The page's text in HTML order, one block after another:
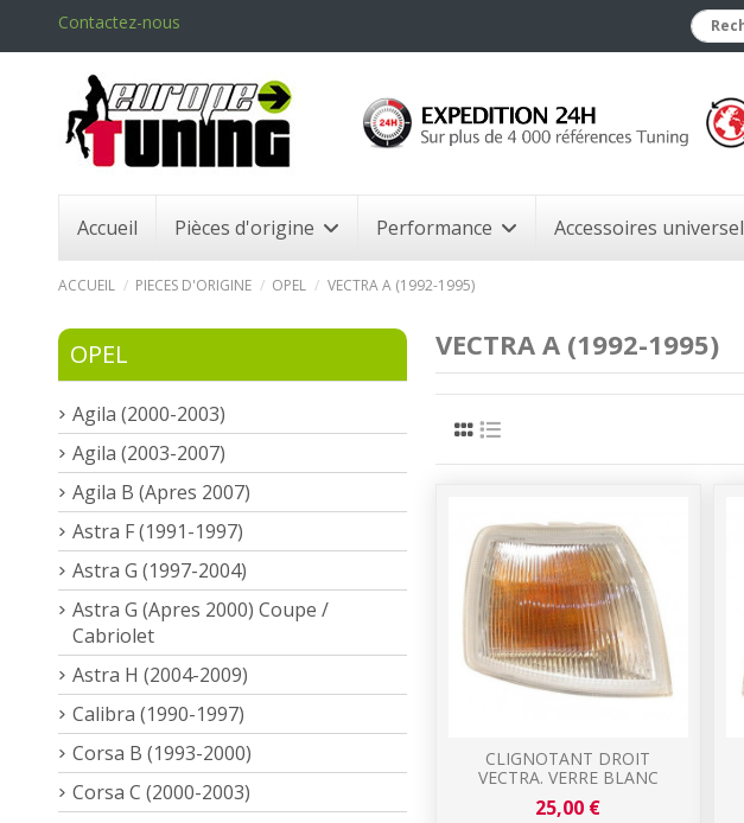
Contactez-nous
Accueil Pièces d'origine Performance Accessoires universel
ACCUEIL PIECES D'ORIGINE OPEL VECTRA A (1992-1995)
VECTRA A (1992-1995)
CLIGNOTANT DROIT
VECTRA. VERRE BLANC
25,00 €
OPEL
Agila (2000-2003)
Agila (2003-2007)
Agila B (Apres 2007)
Astra F (1991-1997)
Astra G (1997-2004)
Astra G (Apres 2000) Coupe /
Cabriolet
Astra H (2004-2009)
Calibra (1990-1997)
Corsa B (1993-2000)
Corsa C (2000-2003)